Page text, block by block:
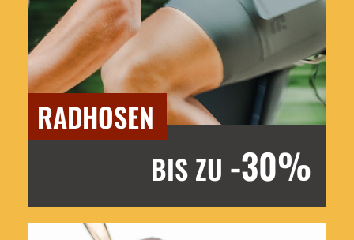
BIS ZU -30%
RADHOSEN
Jetzt entdecken